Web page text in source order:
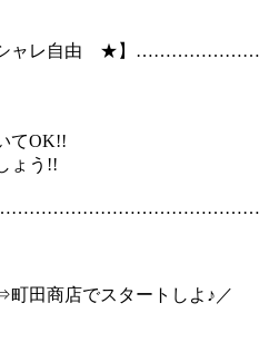
レ自由 ★】…………………
てOK!!
ょう!!
田商店でスタートしよ♪／